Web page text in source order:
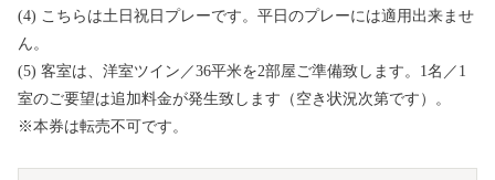
(4) こちらは土日祝日プレーです。平日のプレーには適用出来ませ
ん。
(5) 客室は、洋室ツイン／36平米を2部屋ご準備致します。1名／1
室のご要望は追加料金が発生致します（空き状況次第です）。
※本券は転売不可です。